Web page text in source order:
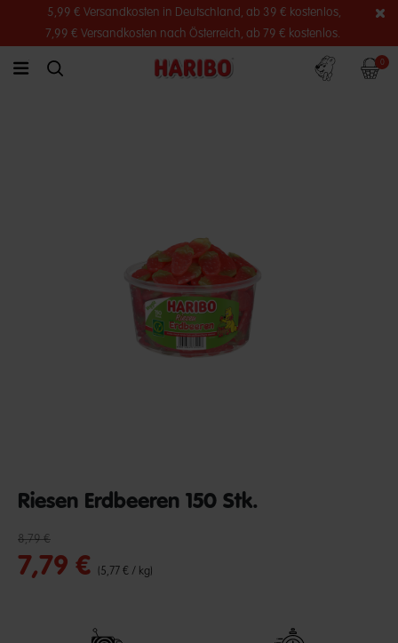
5,99 € Versandkosten in Deutschland, ab 39 € kostenlos,
7,99 € Versandkosten nach Österreich, ab 79 € kostenlos.
link.header.menu.label
simplesearch.search.label
Konto 0
Riesen Erdbeeren 150 Stk.
undefined out of 5 Customer Rating
8,79 €
7,79 € (5,77 € / kg)